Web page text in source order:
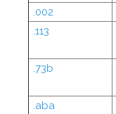
.002
.113
.73b
.aba